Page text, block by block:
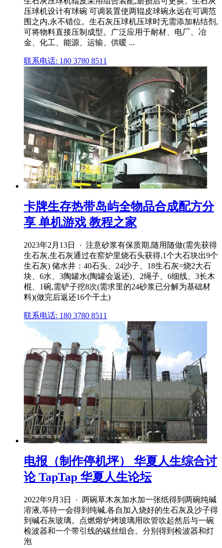
压球机设计有球碗 可调装置使两辊皮球碗永远在可调范
围之内,永不错位。生石灰压球机压球时无需添加粘结剂,
可将物料直接压制成型。广泛应用于耐材、电厂、冶
金、化工、能源、运输、供暖 ...
联系电话: 180 3780 8511
卡牌生存热带岛屿全物品合成配方分
享 单机游戏 教程之家
2023年2月13日 · 注意砂浆有保质期,随用随做(需先获得
生石灰,生石灰通过在窑炉里烧石头获得,1个大石块出9个
生石灰) 储水井：40石头、24沙子、18生石灰=烧2大石
块、6水、3陶罐水(陶罐会返还)、2绳子、6细线、3长木
棍、1碗,需铲子挖8次(需求里的24砂浆已分解为基础材
料)(做完后返还16个干土)
联系电话: 180 3780 8511
电报（制作停机坪） 华夏人生综合讨
论 TapTap 华夏人生论坛
2022年9月3日 · 两碗草木灰加水加一张纸得到两碗纯碱
溶液,等待一会得到纯碱,各自加入烧好的生石灰及沙子得
到碱石灰玻璃。点燃熔炉烤玻璃用吹管吹起然后与一碗
检波器和一个带引线的碳丝组合。分别得到检波器和灯
泡